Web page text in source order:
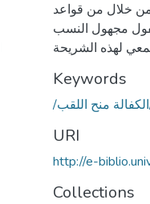
من خلال من قواعد
مجهول النسب
لهذه الشريحة
Keywords
URI
http://e-
Collections